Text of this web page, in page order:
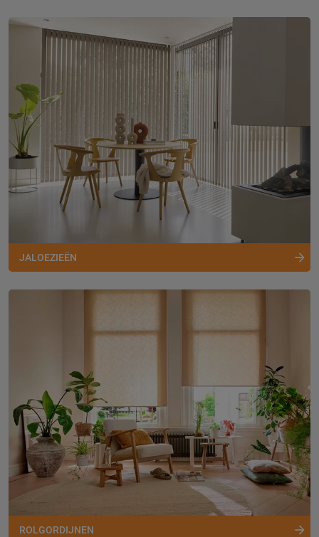
JALOEZIEËN
ROLGORDIJNEN